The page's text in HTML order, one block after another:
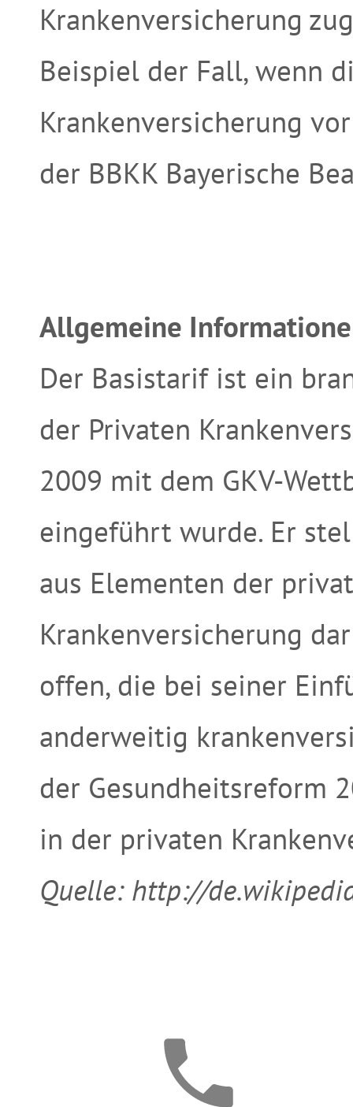
Krankenversicherung
Beispiel der Fall, wenn
Krankenversicherung
der BBKK Bayerische
Allgemeine
Der Basistarif ist ein
der Privaten
2009 mit dem GKV-
eingeführt wurde. Er
aus Elementen der
Krankenversicherung
offen, die bei seiner
anderweitig
der Gesundheitsreform
in der privaten
Quelle: http://